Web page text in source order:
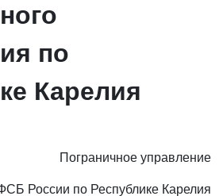
по
Карелия
Пограничное управление
России по Республике Карелия